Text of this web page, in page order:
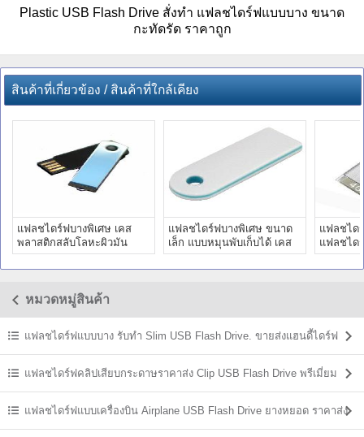
Plastic USB Flash Drive สั่งทำ แฟลชไดร์ฟแบบบาง ขนาด
กะทัดรัด ราคาถูก
สินค้าที่เกี่ยวข้อง / สินค้าที่ใกล้เคียง
แฟลชไดร์ฟบางพิเศษ เคส
พลาสติกสลับโลหะผิวมัน
เลือกสีได้พร้อมสกรีนโลโก้
แฟลชไดร์ฟบางพิเศษ ขนาด
เล็ก แบบหมุนพับเก็บได้ เคส
พลาสติก สกรีนโลโก้
แฟลชได
แฟลชได
พร้อมสก
หมวดหมู่สินค้า
แฟลชไดร์ฟแบบบาง รับทำ Slim USB Flash Drive. ขายส่งแฮนดี้ไดร์ฟ
ราคาถูกแฟลชไดร์ฟคลิปเสียบกระดาษราคาส่ง Clip USB Flash Drive พรีเมี่ยม
ราคาถูกแฟลชไดร์ฟแบบเครื่องบิน Airplane USB Flash Drive ยางหยอด ราคาส่ง